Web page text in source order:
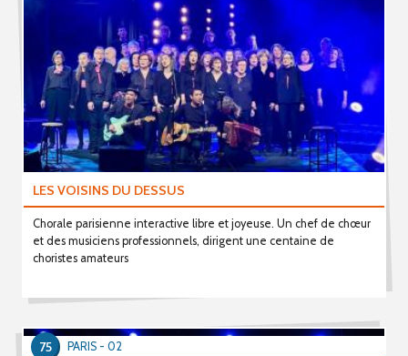
LES VOISINS DU DESSUS
Chorale parisienne interactive libre et joyeuse. Un chef de chœur
et des musiciens professionnels, dirigent une centaine de
choristes amateurs
PARIS - 02
75